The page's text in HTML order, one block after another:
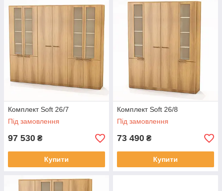
Комплект Soft 26/7
Під замовлення
97 530 ₴
Купити
Комплект Soft 26/8
Під замовлення
73 490 ₴
Купити